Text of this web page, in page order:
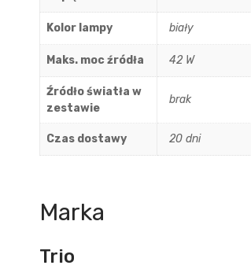
Kolor lampy biały
Maks. moc źródła 42 W
Źródło światła w
zestawie
brak
Czas dostawy 20 dni
Marka
Trio